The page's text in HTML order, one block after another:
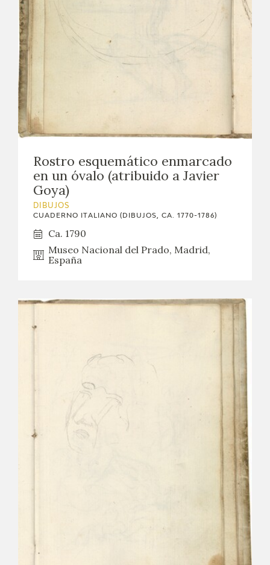
Rostro esquemático enmarcado
en un óvalo (atribuido a Javier
Goya)
DIBUJOS
CUADERNO ITALIANO (DIBUJOS, CA. 1770-1786)
Ca. 1790
Museo Nacional del Prado, Madrid,
España